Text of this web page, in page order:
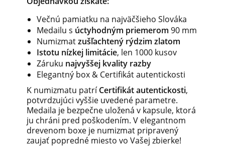
Večnú pamiatku na najväčšieho Slováka
Medailu s úctyhodným priemerom 90 mm
Numizmatzušľachtený rýdzim zlatom
Istotu nízkej limitácie, len 1000 kusov
Záruku najvyššej kvality razby
Elegantný box & Certifikát autentickosti
K numizmatu patríCertifikát autentickosti,
potvrdzujúci vyššie uvedené parametre.
Medaila je bezpečne uložená v kapsule, ktorá
ju chráni pred poškodením. V elegantnom
drevenom boxe je numizmat pripravený
zaujať popredné miesto vo Vašej zbierke!